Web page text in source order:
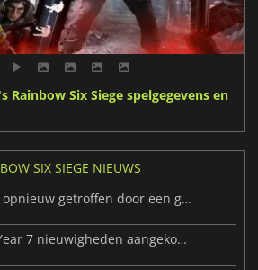
Rainbow Six Siege spelgegevens en
SIX SIEGE NIEUWS
Rainbow Six Siege X opnieuw getroffen door een grote hack
Rainbow Six Siege: Year 7 nieuwigheden aangekondigd